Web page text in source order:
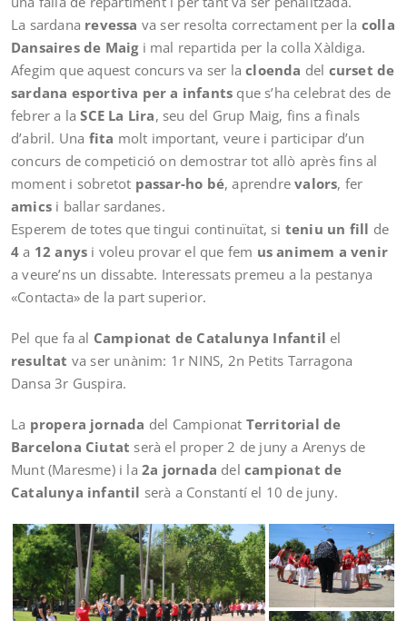
La sardana revessa va ser resolta correctament per la colla
Dansaires de Maigi mal repartida per la colla Xàldiga.
Afegim que aquest concurs va ser lacloenda del curset de
sardana esportiva per a infants que s’ha celebrat des de
febrer a laSCE La Lira, seu del Grup Maig, fins a finals
d’abril. Una fita molt important, veure i participar d’un
concurs de competició on demostrar tot allò après fins al
moment i sobretot passar-ho bé, aprendrevalors, fer
amics i ballar sardanes.
Esperem de totes que tingui continuïtat, si teniu un fill de
4 a 12 anys i voleu provar el que fem us animem a venir
a veure’ns un dissabte. Interessats premeu a la pestanya
«Contacta» de la part superior.
Pel que fa al Campionat de Catalunya Infantil el
resultat va ser unànim: 1r NINS, 2n Petits Tarragona
Dansa 3r Guspira.
La propera jornada del Campionat Territorial de
Barcelona Ciutat serà el proper 2 de juny a Arenys de
Munt (Maresme) i la 2a jornada del campionat de
Catalunya infantil serà a Constantí el 10 de juny.